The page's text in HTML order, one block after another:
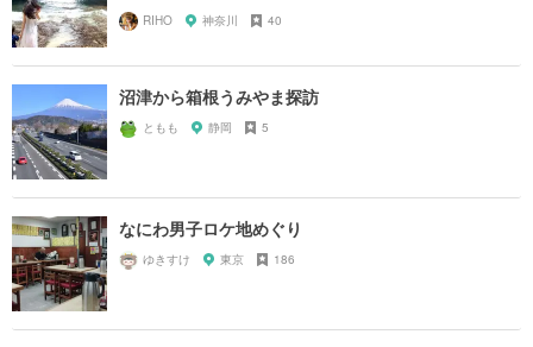
RIHO 神奈川 40
沼津から箱根うみやま探訪
ともも 静岡 5
なにわ男子ロケ地めぐり
ゆきすけ 東京 186